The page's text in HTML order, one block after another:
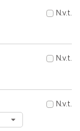
N.v.t.
N.v.t.
N.v.t.